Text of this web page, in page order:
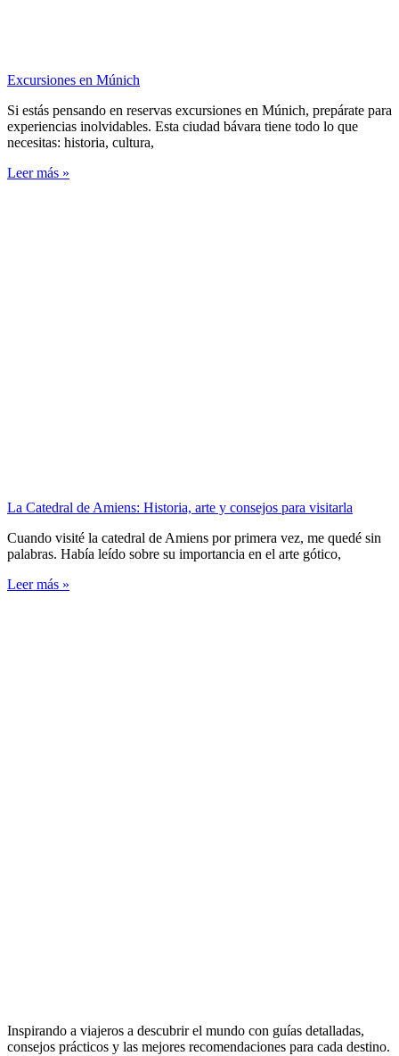
Excursiones en Múnich
Si estás pensando en reservas excursiones en Múnich, prepárate para
experiencias inolvidables. Esta ciudad bávara tiene todo lo que
necesitas: historia, cultura,
Leer más »
La Catedral de Amiens: Historia, arte y consejos para visitarla
Cuando visité la catedral de Amiens por primera vez, me quedé sin
palabras. Había leído sobre su importancia en el arte gótico,
Leer más »
Inspirando a viajeros a descubrir el mundo con guías detalladas,
consejos prácticos y las mejores recomendaciones para cada destino.